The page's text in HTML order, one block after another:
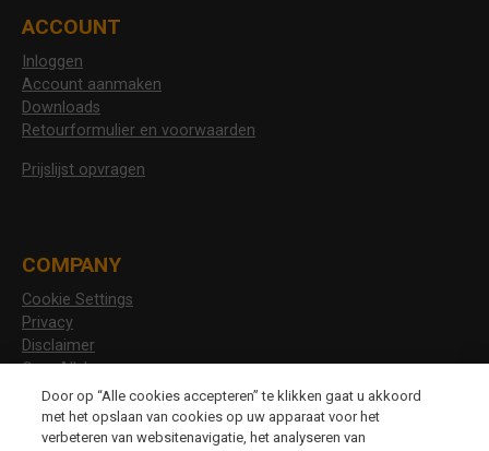
ACCOUNT
Inloggen
Account aanmaken
Downloads
Retourformulier en voorwaarden
Prijslijst opvragen
COMPANY
Cookie Settings
Privacy
Disclaimer
Over Allshoes
Vacatures
Door op “Alle cookies accepteren” te klikken gaat u akkoord
met het opslaan van cookies op uw apparaat voor het
verbeteren van websitenavigatie, het analyseren van